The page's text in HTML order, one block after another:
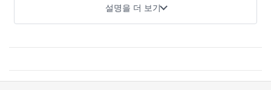
얇고 납작한 페투치네 파스타 같은 모양은 표면적이 넓어 파우더가 듬
설명을 더 보기